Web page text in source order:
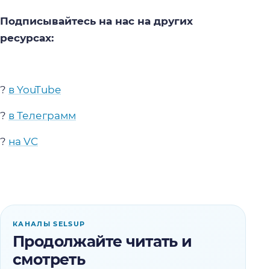
Подписывайтесь на нас на других
ресурсах:
? в YouTube
? в Телеграмм
? на VC
КАНАЛЫ SELSUP
Продолжайте читать и
смотреть